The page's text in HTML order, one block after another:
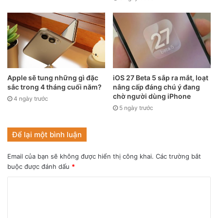
nhận ra sự thay đổi đáng chú ý trong thành phần hình ảnh.
Trong trường hợp với những smartphone có nhiều camera
và nhiều tiêu cự hơn như Galaxy S21 Ultra, gồm camera
siêu rộng, chính, tele 3x và tele 10x. Nếu Samsung đi theo
con đường Pixel 6 Pro, hãng sẽ còn tạo ra sự chênh lệch
lớn hơn so với điện thoại của Google vì khi chuyển từ
camera siêu rộng sang 3x hoặc 10x, trường nhìn sẽ bị
chuyển sang cực điểm.
Apple sẽ tung những gì đặc
sắc trong 4 tháng cuối năm?
4 ngày trước
iOS 27 Beta 5 sắp ra mắt, loạt
nâng cấp đáng chú ý đang
chờ người dùng iPhone
5 ngày trước
Để lại một bình luận
Email của bạn sẽ không được hiển thị công khai. Các trường bắt
buộc được đánh dấu *